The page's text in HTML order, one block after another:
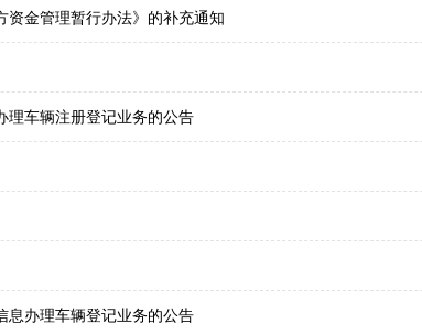
资金管理暂行办法》的补充通知
理车辆注册登记业务的公告
息办理车辆登记业务的公告